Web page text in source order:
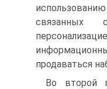
связанных
продаваться
Во второй